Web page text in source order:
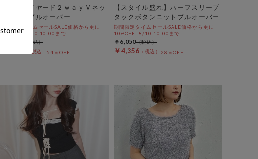
レースレイヤード２ｗａｙＶネッ
クニットプルオーバー
期間限定タイムセールSALE価格から更に
10%OFF! 8/10 10:00まで
54％OFF
【スタイル盛れ】ハーフスリーブ
タックボタンニットプルオーバー
期間限定タイムセールSALE価格から更に
10%OFF! 8/10 10:00まで
￥4,356 28％OFF
￥6,050